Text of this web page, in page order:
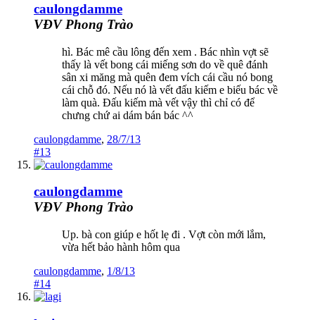
caulongdamme
VĐV Phong Trào
hì. Bác mê cầu lông đến xem . Bác nhìn vợt sẽ
thấy là vết bong cái miếng sơn do về quê đánh
sân xi măng mà quên đem vích cái cầu nó bong
cái chỗ đó. Nếu nó là vết đấu kiếm e biếu bác về
làm quà. Đấu kiếm mà vết vậy thì chỉ có để
chưng chứ ai dám bán bác ^^
caulongdamme, 28/7/13
#13
caulongdamme
VĐV Phong Trào
Up. bà con giúp e hốt lẹ đi . Vợt còn mới lắm,
vừa hết bảo hành hôm qua
caulongdamme, 1/8/13
#14